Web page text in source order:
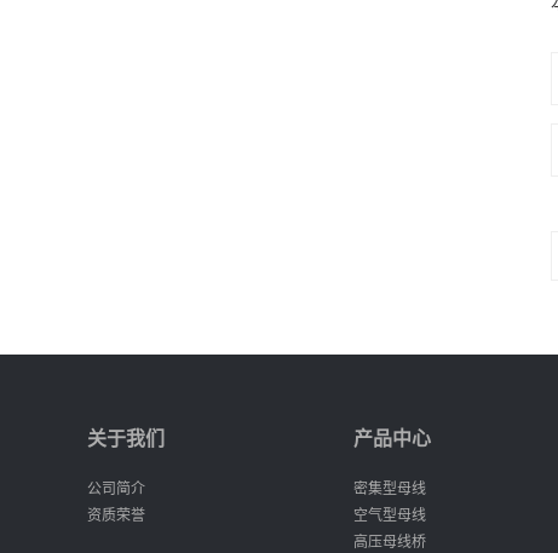
关于我们
公司简介
资质荣誉
产品中心
密集型母线
空气型母线
高压母线桥